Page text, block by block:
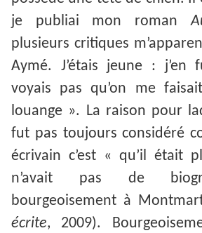
je publiai mon roman
plusieurs critiques
Aymé. J’étais jeune : j’en
voyais pas qu’on me
louange ». La raison pour
fut pas toujours considéré
écrivain c’est « qu’il était
n’avait pas de
bourgeoisement à
écrite, 2009).